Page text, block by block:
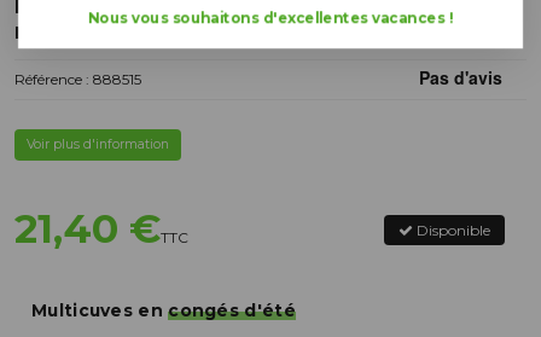
Raccord S100X8 - Té à compression Ø32
mm
Référence : 888515
Voir plus d'information
21,40 €TTC Disponible
Multicuves encongés d'été
Nous vous souhaitons d'excellentes vacances !